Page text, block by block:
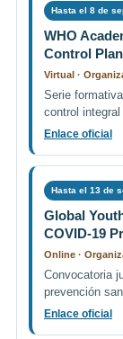
Hasta el 8 de
WHO
Control
Virtual ·
Serie
control integral
Enlace oficial
Hasta el 13 de
Global
COVID-19
Online ·
Convocatoria
prevención
Enlace oficial